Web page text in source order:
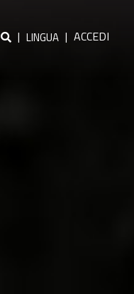
| LINGUA | ACCEDI